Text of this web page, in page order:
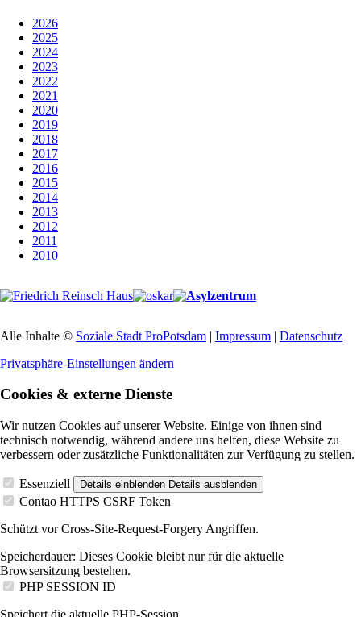
2026
2025
2024
2023
2022
2021
2020
2019
2018
2017
2016
2015
2014
2013
2012
2011
2010
Alle Inhalte © Soziale Stadt ProPotsdam | Impressum | Datenschutz
Privatsphäre-Einstellungen ändern
Cookies & externe Dienste
Wir nutzen Cookies auf unserer Website. Einige von ihnen sind
technisch notwendig, während andere uns helfen, diese Website zu
verbessern oder zusätzliche Funktionalitäten zur Verfügung zu stellen.
Essenziell Details einblenden Details ausblenden
Contao HTTPS CSRF Token
Schützt vor Cross-Site-Request-Forgery Angriffen.
Speicherdauer: Dieses Cookie bleibt nur für die aktuelle
Browsersitzung bestehen.
PHP SESSION ID